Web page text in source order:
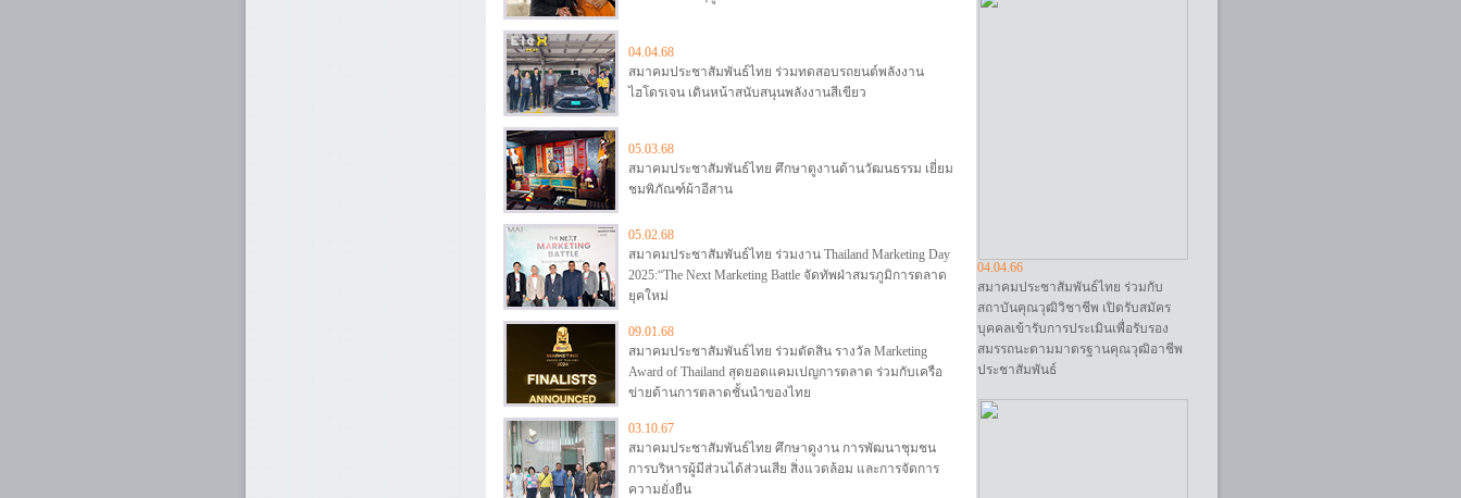
04.04.68
สมาคมประชาสัมพันธ์ไทย ร่วมทดสอบรถยนต์พลังงาน
ไฮโดรเจน เดินหน้าสนับสนุนพลังงานสีเขียว
05.03.68
สมาคมประชาสัมพันธ์ไทย ศึกษาดูงานด้านวัฒนธรรม เยี่ยม
ชมพิภัณฑ์ผ้าอีสาน
05.02.68
สมาคมประชาสัมพันธ์ไทย ร่วมงาน Thailand Marketing Day
2025:“The Next Marketing Battle จัดทัพฝ่าสมรภูมิการตลาด
ยุคใหม่
09.01.68
สมาคมประชาสัมพันธ์ไทย ร่วมตัดสิน รางวัล Marketing
Award of Thailand สุดยอดแคมเปญการตลาด ร่วมกับเครือ
ข่ายด้านการตลาดชั้นนำของไทย
03.10.67
สมาคมประชาสัมพันธ์ไทย ศึกษาดูงาน การพัฒนาชุมชน
การบริหารผู้มีส่วนได้ส่วนเสีย สิ่งแวดล้อม และการจัดการ
ความยั่งยืน
04.04.66
สมาคมประชาสัมพันธ์ไทย ร่วมกับ
สถาบันคุณวุฒิวิชาชีพ เปิดรับสมัคร
บุคคลเข้ารับการประเมินเพื่อรับรอง
สมรรถนะตามมาตรฐานคุณวุฒิอาชีพ
ประชาสัมพันธ์